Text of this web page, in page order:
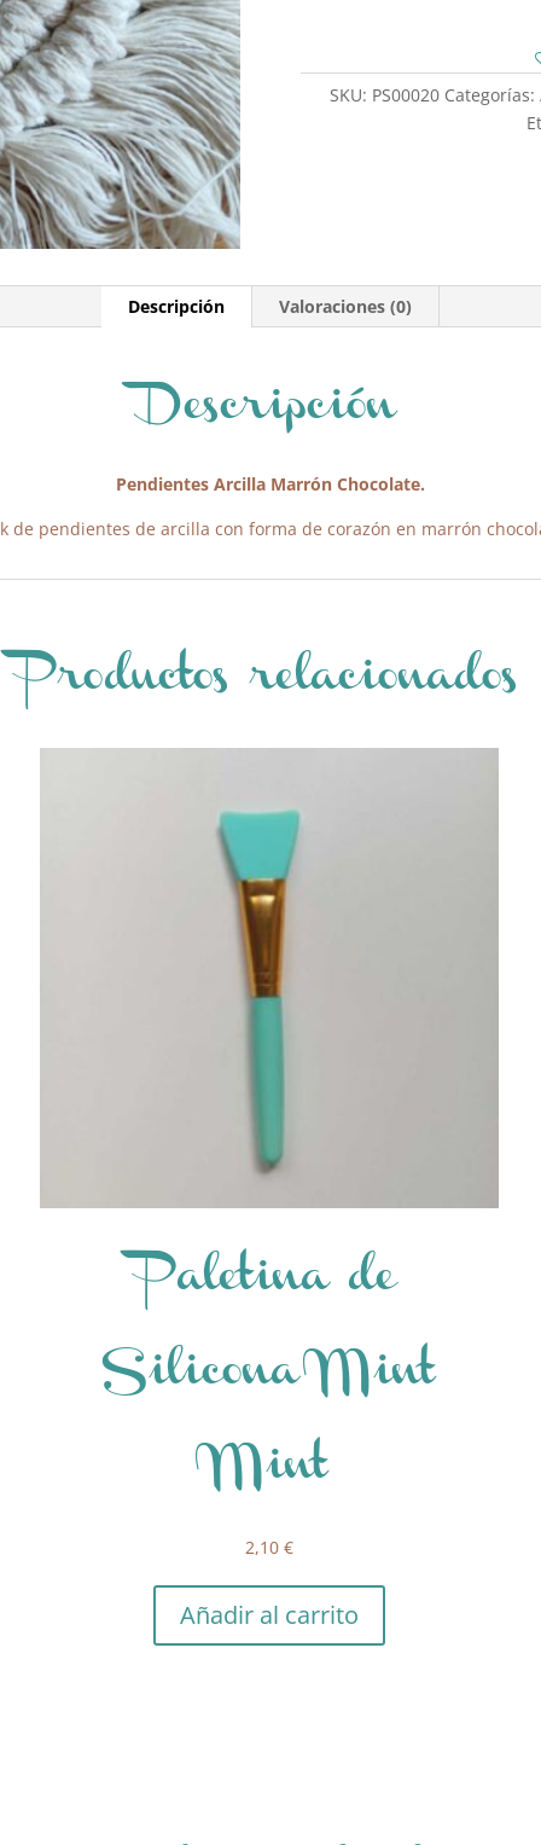
SKU: PS00020 Categorías:
Descripción Valoraciones (0)
Descripción
Pendientes Arcilla Marrón Chocolate.
de pendientes de arcilla con forma de corazón en marrón
Productos relacionados
Paletina de
Silicona Mint
Mint
2,10€
Añadir al carrito